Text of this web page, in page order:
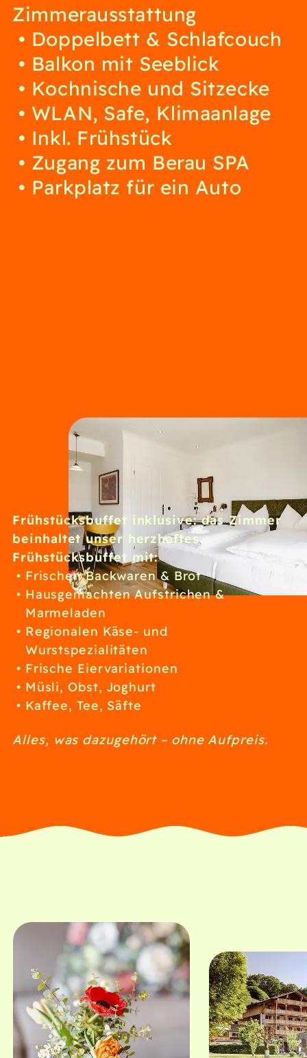
Zimmerausstattung
Doppelbett & Schlafcouch
Balkon mit Seeblick
Kochnische und Sitzecke
WLAN, Safe, Klimaanlage
Inkl. Frühstück
Zugang zum Berau SPA
Parkplatz für ein Auto
Frühstücksbuffet inklusive: das Zimmer
beinhaltet unser herzhaftes
Frühstücksbuffet mit:
Frischen Backwaren & Brot
Hausgemachten Aufstrichen &
Marmeladen
Regionalen Käse- und
Wurstspezialitäten
Frische Eiervariationen
Müsli, Obst, Joghurt
Kaffee, Tee, Säfte
Alles, was dazugehört – ohne Aufpreis.